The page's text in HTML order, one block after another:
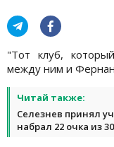
"Тот клуб,
между ним и
Читай также:
Селезнев принял
набрал 22 очка из 30